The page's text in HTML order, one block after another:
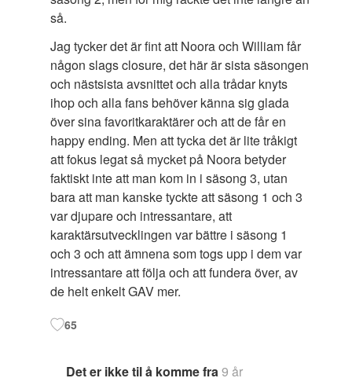
så.
Jag tycker det är fint att Noora och William får
någon slags closure, det här är sista säsongen
och nästsista avsnittet och alla trådar knyts
ihop och alla fans behöver känna sig glada
över sina favoritkaraktärer och att de får en
happy ending. Men att tycka det är lite tråkigt
att fokus legat så mycket på Noora betyder
faktiskt inte att man kom in i säsong 3, utan
bara att man kanske tyckte att säsong 1 och 3
var djupare och intressantare, att
karaktärsutvecklingen var bättre i säsong 1
och 3 och att ämnena som togs upp i dem var
intressantare att följa och att fundera över, av
de helt enkelt GAV mer.
65
Det er ikke til å komme fra9 år